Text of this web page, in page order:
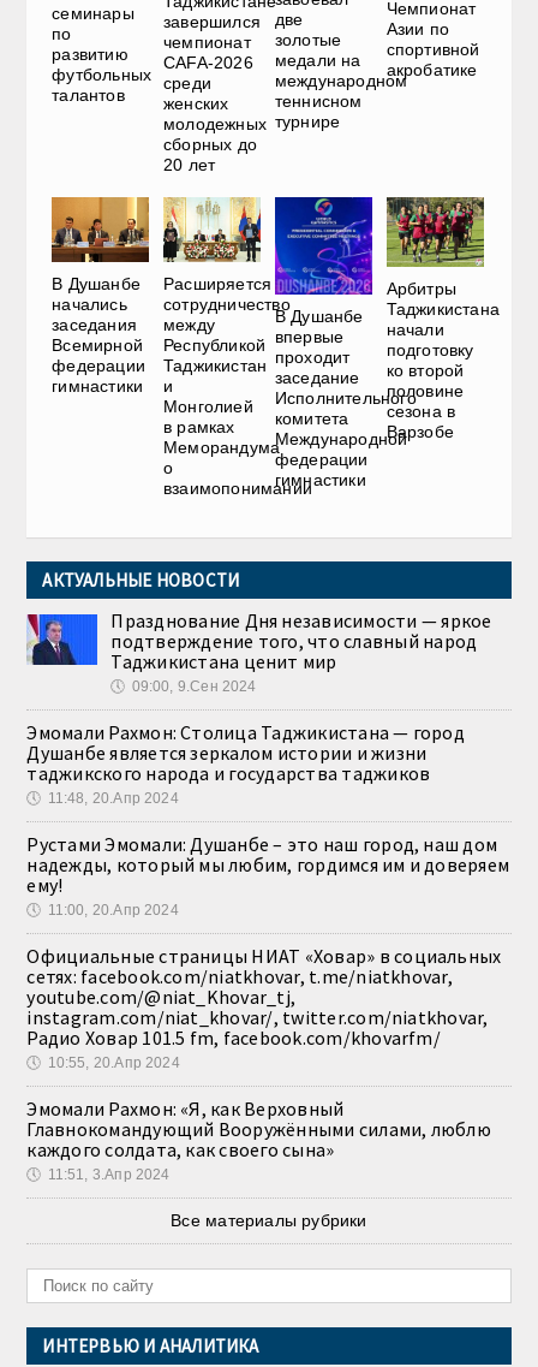
семинары
по
развитию
футбольных
талантов
завершился
чемпионат
CAFA-2026
среди
женских
молодежных
сборных до
20 лет
две
золотые
медали на
международном
теннисном
турнире
Чемпионат
Азии по
спортивной
акробатике
В Душанбе
начались
заседания
Всемирной
федерации
гимнастики
Расширяется
сотрудничество
между
Республикой
Таджикистан
и
Монголией
в рамках
Меморандума
о
взаимопонимании
В Душанбе
впервые
проходит
заседание
Исполнительного
комитета
Международной
федерации
гимнастики
Арбитры
Таджикистана
начали
подготовку
ко второй
половине
сезона в
Варзобе
АКТУАЛЬНЫЕ НОВОСТИ
Празднование Дня независимости — яркое
подтверждение того, что славный народ
Таджикистана ценит мир
🕔 09:00, 9.Сен 2024
Эмомали Рахмон: Столица Таджикистана — город
Душанбе является зеркалом истории и жизни
таджикского народа и государства таджиков
🕔 11:48, 20.Апр 2024
Рустами Эмомали: Душанбе – это наш город, наш дом
надежды, который мы любим, гордимся им и доверяем
ему!
🕔 11:00, 20.Апр 2024
Официальные страницы НИАТ «Ховар» в социальных
сетях: facebook.com/niatkhovar, t.me/niatkhovar,
youtube.com/@niat_Khovar_tj,
instagram.com/niat_khovar/, twitter.com/niatkhovar,
Радио Ховар 101.5 fm, facebook.com/khovarfm/
🕔 10:55, 20.Апр 2024
Эмомали Рахмон: «Я, как Верховный
Главнокомандующий Вооружёнными силами, люблю
каждого солдата, как своего сына»
🕔 11:51, 3.Апр 2024
Все материалы рубрики
ИНТЕРВЬЮ И АНАЛИТИКА